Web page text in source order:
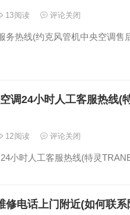
13阅读 评论关闭
务热线(约克风管机中央空调
调24小时人工客服热线(
12阅读 评论关闭
小时人工客服热线(特灵
修电话上门附近(如何联